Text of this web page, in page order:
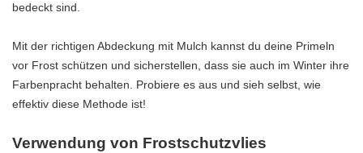
bedeckt sind.
Mit der richtigen Abdeckung mit Mulch kannst du deine Primeln
vor Frost schützen und sicherstellen, dass sie auch im Winter ihre
Farbenpracht behalten. Probiere es aus und sieh selbst, wie
effektiv diese Methode ist!
Verwendung von Frostschutzvlies